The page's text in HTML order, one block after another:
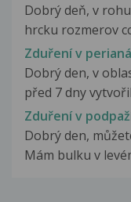
Dobrý deň, v
hrcku rozmerov
Zduření v
Dobrý den, v
před 7 dny
Zduření v
Dobrý den,
Mám bulku v